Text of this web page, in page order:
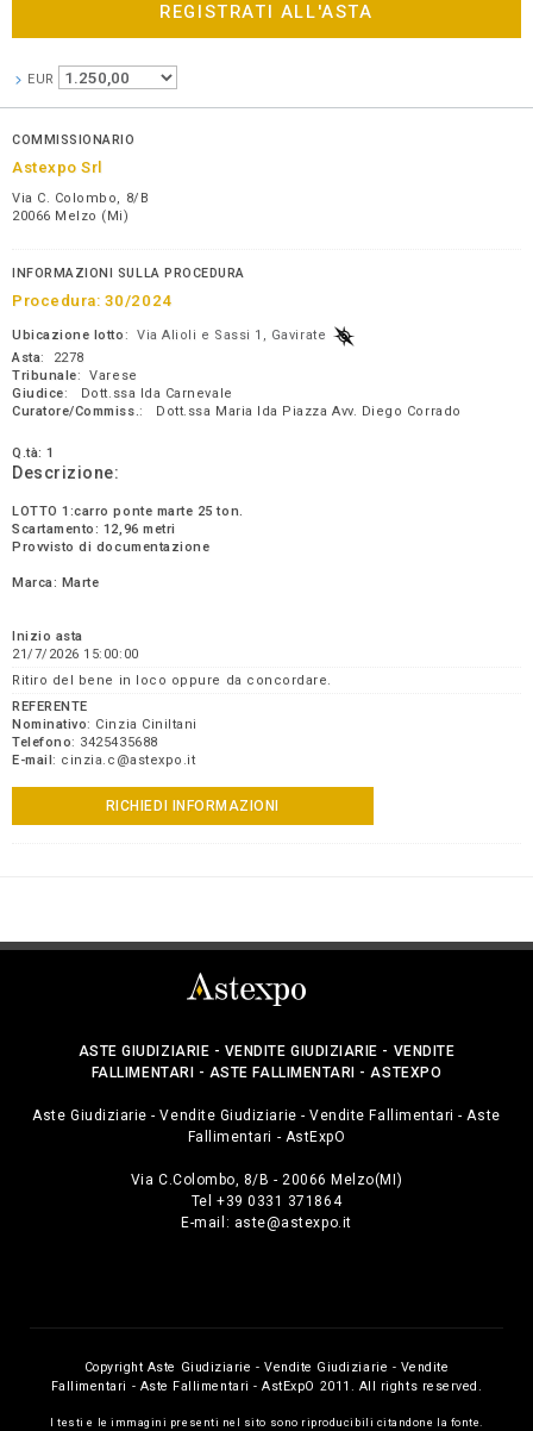
REGISTRATI ALL'ASTA
EUR
COMMISSIONARIO
Astexpo Srl
Via C. Colombo, 8/B
20066 Melzo (Mi)
INFORMAZIONI SULLA PROCEDURA
Procedura: 30/2024
Ubicazione lotto :Via Alioli e Sassi 1, Gavirate
Asta: 2278
Tribunale: Varese
Giudice: Dott.ssa Ida Carnevale
Curatore/Commiss.: Dott.ssa Maria Ida Piazza Avv. Diego Corrado
Q.tà: 1
Descrizione:
LOTTO 1:carro ponte marte 25 ton.
Scartamento: 12,96 metri
Provvisto di documentazione
Marca: Marte
Inizio asta
21/7/2026 15:00:00
Ritiro del bene in loco oppure da concordare.
REFERENTE
Nominativo: Cinzia Ciniltani
Telefono: 3425435688
E-mail : cinzia.c@astexpo.it
RICHIEDI INFORMAZIONI
ASTE GIUDIZIARIE - VENDITE GIUDIZIARIE - VENDITE
FALLIMENTARI - ASTE FALLIMENTARI - ASTEXPO
Aste Giudiziarie - Vendite Giudiziarie - Vendite Fallimentari - Aste
Fallimentari - AstExpO
Via C.Colombo, 8/B - 20066 Melzo(MI)
Tel +39 0331 371864
E-mail: aste@astexpo.it
Copyright Aste Giudiziarie - Vendite Giudiziarie - Vendite
Fallimentari - Aste Fallimentari - AstExpO 2011. All rights reserved.
I testi e le immagini presenti nel sito sono riproducibili citandone la fonte.